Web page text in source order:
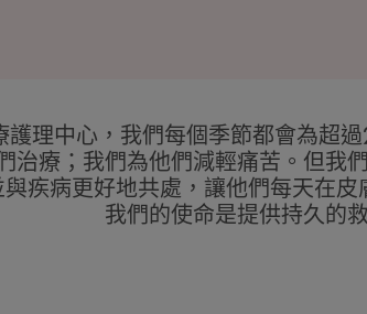
護理中心，我們每個季節都會為超
治療；我們為他們減輕痛苦。但我
與疾病更好地共處，讓他們每天在皮
我們的使命是提供持久的